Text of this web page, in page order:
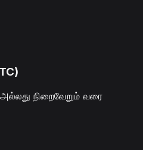
நிறைவேறும் வரை